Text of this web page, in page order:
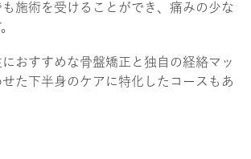
施術を受けることができ、痛みの少な
おすすめな骨盤矯正と独自の経絡マッ
た下半身のケアに特化したコースもあ